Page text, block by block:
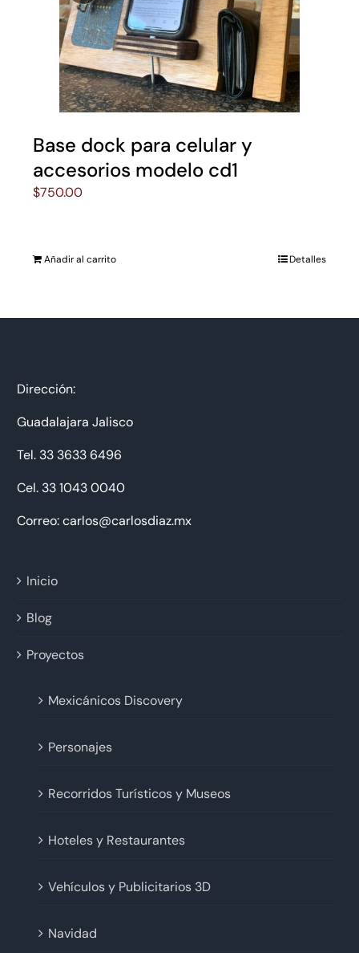
Base dock para celular y
accesorios modelo cd1
$750.00
Añadir al carrito Detalles
Dirección:
Guadalajara Jalisco
Tel. 33 3633 6496
Cel. 33 1043 0040
Correo: carlos@carlosdiaz.mx
Inicio
Blog
Proyectos
Mexicánicos Discovery
Personajes
Recorridos Turísticos y Museos
Hoteles y Restaurantes
Vehículos y Publicitarios 3D
Navidad